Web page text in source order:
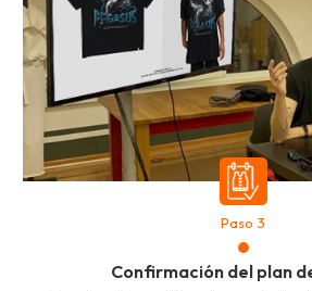
Paso 3
Confirmación del plan